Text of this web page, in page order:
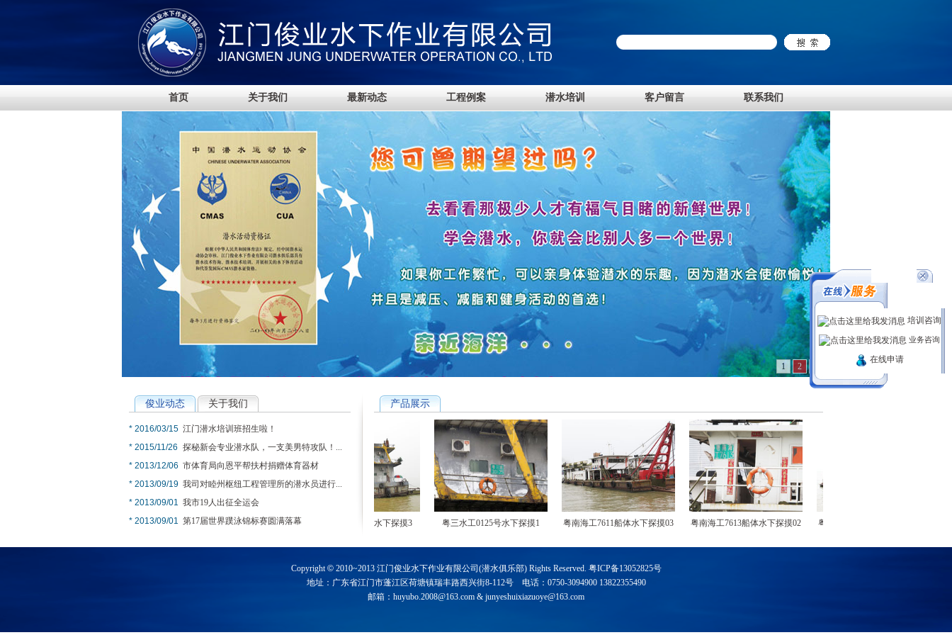
首页 关于我们 最新动态 工程例案 潜水培训 客户留言 联系我们
1 2
俊业动态 关于我们
* 2016/03/15 江门潜水培训班招生啦！
* 2015/11/26 探秘新会专业潜水队，一支美男特攻队！...
* 2013/12/06 市体育局向恩平帮扶村捐赠体育器材
* 2013/09/19 我司对睦州枢纽工程管理所的潜水员进行...
* 2013/09/01 我市19人出征全运会
* 2013/09/01 第17届世界蹼泳锦标赛圆满落幕
产品展示
粤三水工0125号水下探摸4 粤三水工0125号水下探摸3 粤三水工0125号水下探摸1 粤南海工7611船体水下探摸03 粤南海工7613船体水下探摸02 粤顺德浮坞06船体水下检查03
Copyright©2010~2013 江门俊业水下作业有限公司(潜水俱乐部) Rights Reserved. 粤ICP备13052825号
地址：广东省江门市蓬江区荷塘镇瑞丰路西兴街8-112号 电话：0750-3094900 13822355490
邮箱： huyubo.2008@163.com & junyeshuixiazuoye@163.com
培训咨询
业务咨询
在线申请